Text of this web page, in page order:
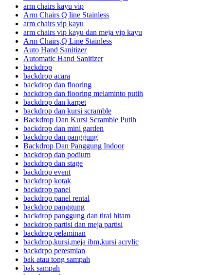
arm chairs kayu vip
Arm Chairs Q line Stainless
arm chairs vip kayu
arm chairs vip kayu dan meja vip kayu
Arm Chairs,Q Line Stainless
Auto Hand Sanitizer
Automatic Hand Sanitizer
backdrop
backdrop acara
backdrop dan flooring
backdrop dan flooring melaminto putih
backdrop dan karpet
backdrop dan kursi scramble
Backdrop Dan Kursi Scramble Putih
backdrop dan mini garden
backdrop dan panggung
Backdrop Dan Panggung Indoor
backdrop dan podium
backdrop dan stage
backdrop event
backdrop kotak
backdrop panel
backdrop panel rental
backdrop panggung
backdrop panggung dan tirai hitam
backdrop partisi dan meja partisi
backdrop pelaminan
backdrop,kursi,meja ibm,kursi acrylic
backdrpo peresmian
bak atau tong sampah
bak sampah